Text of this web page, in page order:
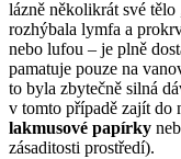
lázně několikrát své tělo
rozhýbala lymfa a
nebo lufou – je plně
pamatuje pouze na
to byla zbytečně silná
v tomto případě zajít do
lakmusové papírky
zásaditosti prostředí).